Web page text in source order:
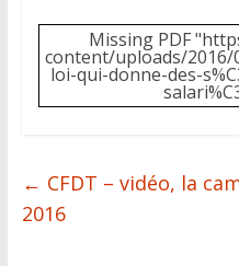
Missing PDF
content/uploads/2016/
loi-qui-donne-des-
← CFDT – vidéo, la
2016